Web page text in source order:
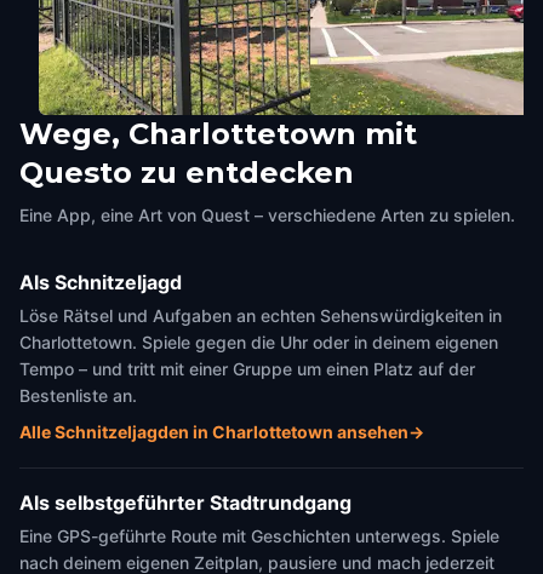
Fairholm
Charlottetown, Canada
King’s square
Charlottetown
Wege, Charlottetown mit
Questo zu entdecken
Eine App, eine Art von Quest – verschiedene Arten zu spielen.
Als Schnitzeljagd
Löse Rätsel und Aufgaben an echten Sehenswürdigkeiten in
Charlottetown. Spiele gegen die Uhr oder in deinem eigenen
Tempo – und tritt mit einer Gruppe um einen Platz auf der
Bestenliste an.
Alle Schnitzeljagden in Charlottetown ansehen→
Als selbstgeführter Stadtrundgang
Eine GPS-geführte Route mit Geschichten unterwegs. Spiele
nach deinem eigenen Zeitplan, pausiere und mach jederzeit